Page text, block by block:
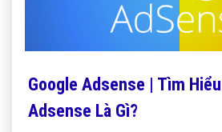
Google Adsense | Tìm
Adsense Là Gì?